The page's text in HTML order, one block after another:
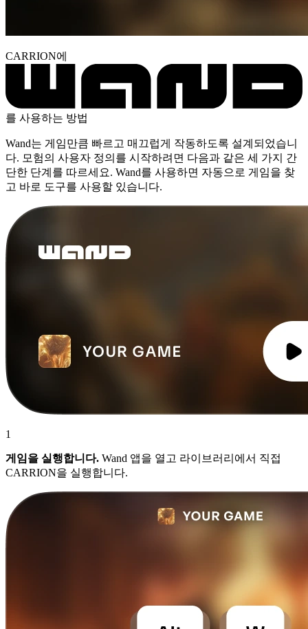
CARRION에
를 사용하는 방법
Wand는 게임만큼 빠르고 매끄럽게 작동하도록 설계되었습니
다. 모험의 사용자 정의를 시작하려면 다음과 같은 세 가지 간
단한 단계를 따르세요. Wand를 사용하면 자동으로 게임을 찾
고 바로 도구를 사용할 있습니다.
1
게임을 실행합니다. Wand 앱을 열고 라이브러리에서 직접
CARRION을 실행합니다.